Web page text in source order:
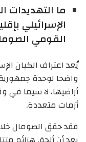
ما التهديدات
الإسرائيلي
القومي
يُعد اعتراف الكيان
واضحا لوحدة
أراضيها، لا سيما في
أزمات متعددة.
فقد حقق الصومال